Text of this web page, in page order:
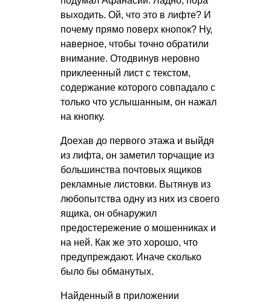
выходить. Ой, что это в лифте? И
почему прямо поверх кнопок? Ну,
наверное, чтобы точно обратили
внимание. Отодвинув неровно
приклеенный лист с текстом,
содержание которого совпадало с
только что услышанным, он нажал
на кнопку.
Доехав до первого этажа и выйдя
из лифта, он заметил торчащие из
большинства почтовых ящиков
рекламные листовки. Вытянув из
любопытства одну из них из своего
ящика, он обнаружил
предостережение о мошенниках и
на ней. Как же это хорошо, что
предупреждают. Иначе сколько
было бы обманутых.
Найденный в приложении